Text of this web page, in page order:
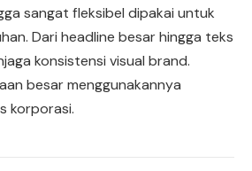
sangat fleksibel dipakai untuk
Dari headline besar hingga teks
konsistensi visual brand.
besar menggunakannya
korporasi.